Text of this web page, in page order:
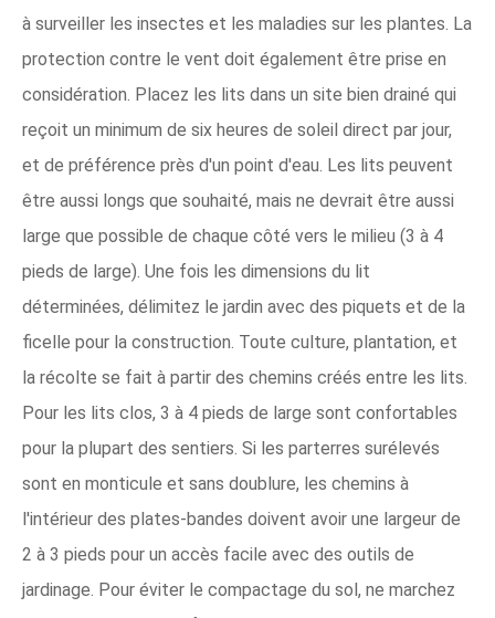
à surveiller les insectes et les maladies sur les plantes. La
protection contre le vent doit également être prise en
considération. Placez les lits dans un site bien drainé qui
reçoit un minimum de six heures de soleil direct par jour,
et de préférence près d'un point d'eau. Les lits peuvent
être aussi longs que souhaité, mais ne devrait être aussi
large que possible de chaque côté vers le milieu (3 à 4
pieds de large). Une fois les dimensions du lit
déterminées, délimitez le jardin avec des piquets et de la
ficelle pour la construction. Toute culture, plantation, et
la récolte se fait à partir des chemins créés entre les lits.
Pour les lits clos, 3 à 4 pieds de large sont confortables
pour la plupart des sentiers. Si les parterres surélevés
sont en monticule et sans doublure, les chemins à
l'intérieur des plates-bandes doivent avoir une largeur de
2 à 3 pieds pour un accès facile avec des outils de
jardinage. Pour éviter le compactage du sol, ne marchez